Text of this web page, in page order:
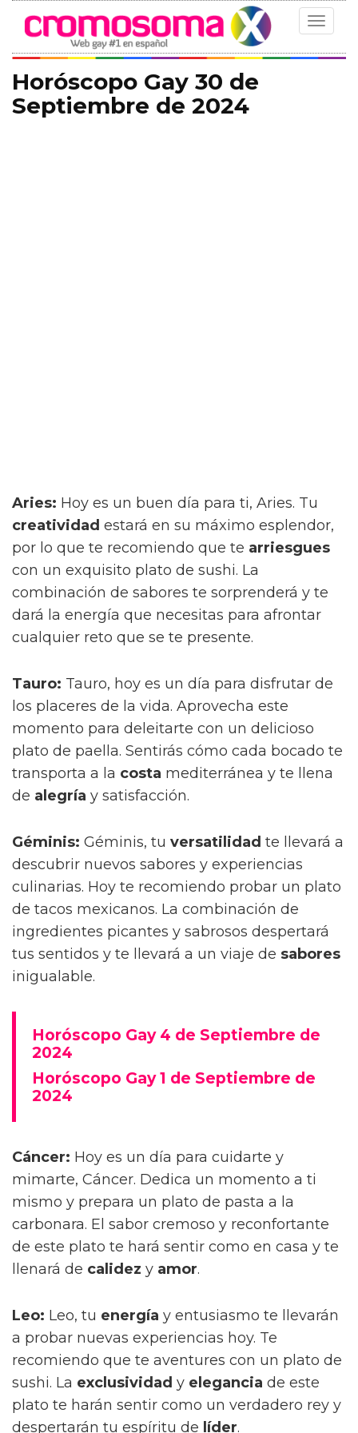
Toggle
Horóscopo Gay 30 de
Septiembre de 2024
Aries: Hoy es un buen día para ti, Aries. Tu
creatividad estará en su máximo esplendor,
por lo que te recomiendo que te arriesgues
con un exquisito plato de sushi. La
combinación de sabores te sorprenderá y te
dará la energía que necesitas para afrontar
cualquier reto que se te presente.
Tauro: Tauro, hoy es un día para disfrutar de
los placeres de la vida. Aprovecha este
momento para deleitarte con un delicioso
plato de paella. Sentirás cómo cada bocado te
transporta a la costa mediterránea y te llena
de alegría y satisfacción.
Géminis: Géminis, tu versatilidad te llevará a
descubrir nuevos sabores y experiencias
culinarias. Hoy te recomiendo probar un plato
de tacos mexicanos. La combinación de
ingredientes picantes y sabrosos despertará
tus sentidos y te llevará a un viaje de sabores
inigualable.
Horóscopo Gay 4 de Septiembre de
2024
Horóscopo Gay 1 de Septiembre de
2024
Cáncer: Hoy es un día para cuidarte y
mimarte, Cáncer. Dedica un momento a ti
mismo y prepara un plato de pasta a la
carbonara. El sabor cremoso y reconfortante
de este plato te hará sentir como en casa y te
llenará de calidez y amor.
Leo: Leo, tu energía y entusiasmo te llevarán
a probar nuevas experiencias hoy. Te
recomiendo que te aventures con un plato de
sushi. La exclusividad y elegancia de este
plato te harán sentir como un verdadero rey y
despertarán tu espíritu de líder.